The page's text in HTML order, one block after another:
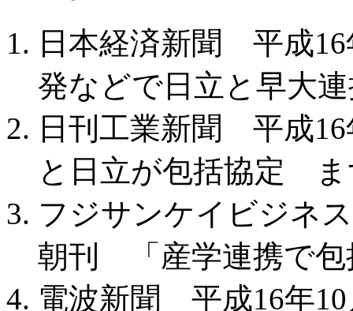
日本経済新聞 平成
発などで日立と早大
日刊工業新聞 平成
と日立が包括協定
フジサンケイビジネ
朝刊 「産学連携で包
電波新聞 平成16年10